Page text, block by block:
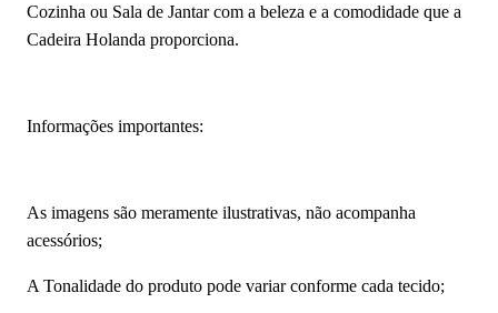
Cozinha ou Sala de Jantar com a beleza e a comodidade que a
Cadeira Holanda proporciona.
Informações importantes:
As imagens são meramente ilustrativas, não acompanha
acessórios;
A Tonalidade do produto pode variar conforme cada tecido;